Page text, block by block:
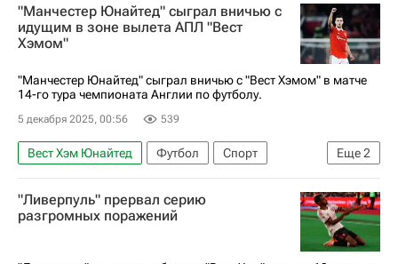
"Манчестер Юнайтед" сыграл вничью с
идущим в зоне вылета АПЛ "Вест
Хэмом"
"Манчестер Юнайтед" сыграл вничью с "Вест Хэмом" в матче
14-го тура чемпионата Англии по футболу.
5 декабря 2025, 00:56 539
Еще2
Вест Хэм Юнайтед Футбол
Спорт
Манчестер Юнайтед
АПЛ 2026-2027 (Чемпионат Англии по футболу)
"Ливерпуль" прервал серию
разгромных поражений